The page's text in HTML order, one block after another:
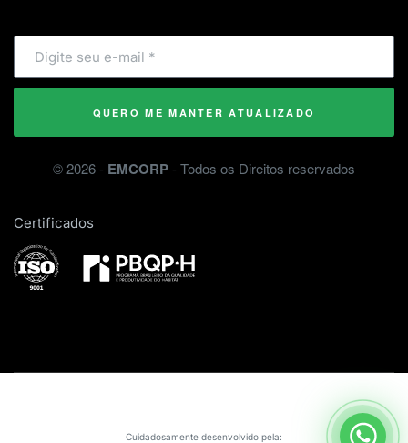
QUERO ME MANTER ATUALIZADO
©2026- EMCORP- Todos os Direitos reservados
Certificados
Cuidadosamente desenvolvido pela: